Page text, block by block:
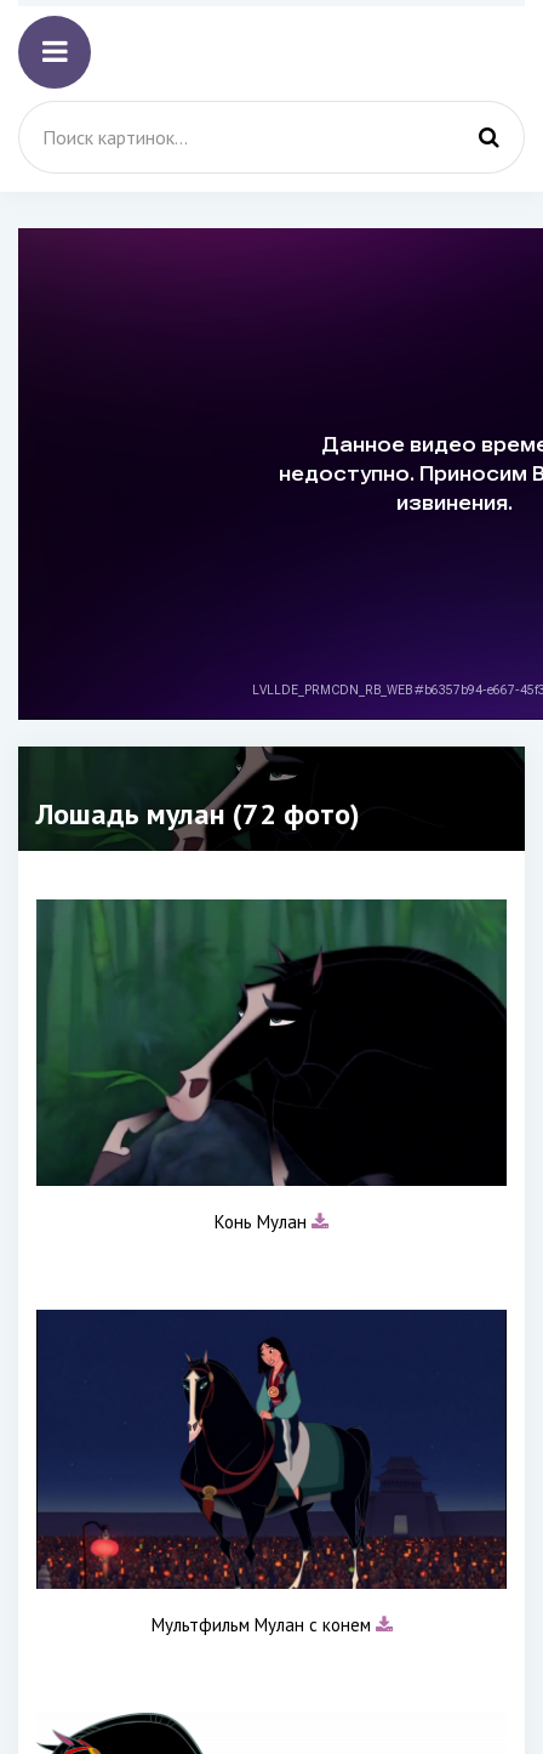
Лошадь мулан (72 фото)
Конь Мулан
Мультфильм Мулан с конем